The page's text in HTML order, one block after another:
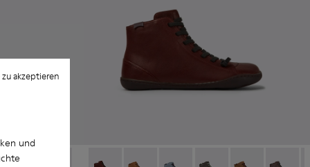
und
akzeptieren